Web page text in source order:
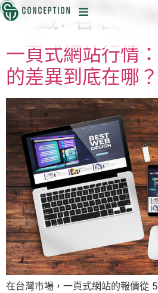
標籤: 客製化
一頁式網站行情
的差異到底在哪？
在台灣市場，一頁式網站的報價從